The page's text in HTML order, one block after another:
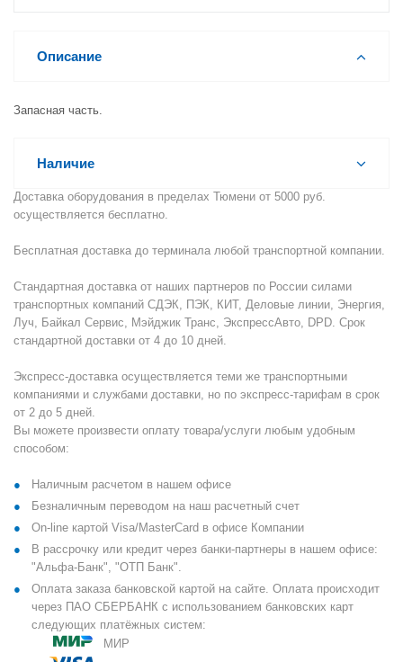
Описание
Запасная часть.
Наличие
Доставка оборудования в пределах Тюмени от 5000 руб.
осуществляется бесплатно.
Бесплатная доставка до терминала любой транспортной компании.
Стандартная доставка от наших партнеров по России силами
транспортных компаний СДЭК, ПЭК, КИТ, Деловые линии, Энергия,
Луч, Байкал Сервис, Мэйджик Транс, ЭкспрессАвто, DPD. Срок
стандартной доставки от 4 до 10 дней.
Экспресс-доставка осуществляется теми же транспортными
компаниями и службами доставки, но по экспресс-тарифам в срок
от 2 до 5 дней.
Вы можете произвести оплату товара/услуги любым удобным
способом:
Наличным расчетом в нашем офисе
Безналичным переводом на наш расчетный счет
On-line картой Visa/MasterCard в офисе Компании
В рассрочку или кредит через банки-партнеры в нашем офисе:
"Альфа-Банк", "ОТП Банк".
Оплата заказа банковской картой на сайте. Оплата происходит
через ПАО СБЕРБАНК с использованием банковских карт
следующих платёжных систем:
МИР